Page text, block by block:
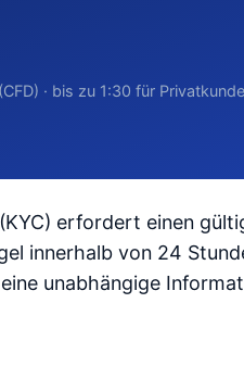
· bis zu 1:30 für
erfordert einen
innerhalb von 24
unabhängige